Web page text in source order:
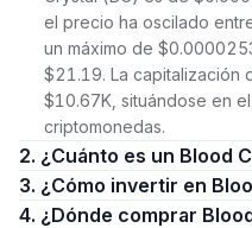
el precio ha oscilado
un máximo de
$21.19. La capitalización
$10.67K, situándose en
criptomonedas.
2. ¿Cuánto es un Blood
3. ¿Cómo invertir en
4. ¿Dónde comprar